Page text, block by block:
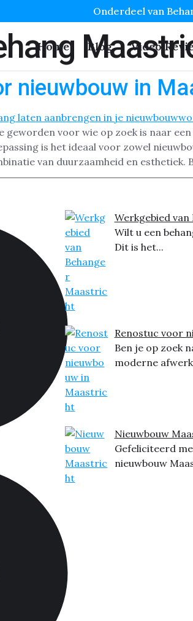
Onderdeel van
Home Blog Video
nieuwbouw in
geworden voor wie op zoek is naar
is het ideaal voor zowel
van duurzaamheid en esthetiek.
Werkgebied
Wilt u een
Dit is het...
Renostuc voor
Ben je op zoek
moderne
Nieuwbouw
Gefeliciteerd
nieuwbouw